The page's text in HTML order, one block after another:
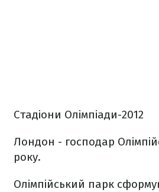
Стадіони Олімпіади-2012
Лондон - господар
року.
Олімпійський парк